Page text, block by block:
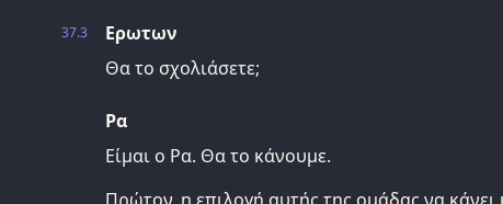
37.3
Ερωτων
Θα το σχολιάσετε;
Ρα
Είμαι ο Ρα. Θα το κάνουμε.